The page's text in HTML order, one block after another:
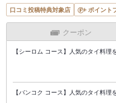
口コミ投稿特典対象店 ポイント
クーポン
【シーロム コース】人気のタイ料
【バンコク コース】人気のタイ料